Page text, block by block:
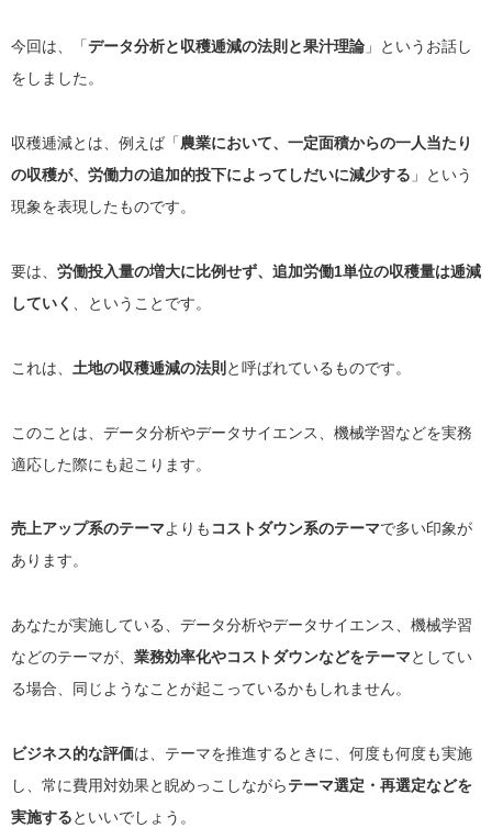
今回は、「データ分析と収穫逓減の法則と果汁理論 」というお話し
をしました。
収穫逓減とは、例えば「農業において、一定面積からの一人当たり
の収穫が、労働力の追加的投下によってしだいに減少する 」という
現象を表現したものです。
要は、 労働投入量の増大に比例せず、追加労働1単位の収穫量は逓減
していく
、ということです。
これは、 土地の収穫逓減の法則と呼ばれているものです。
このことは、データ分析やデータサイエンス、機械学習などを実務
適応した際にも起こります。
売上アップ系のテーマよりも コストダウン系のテーマで多い印象が
あります。
あなたが実施している、データ分析やデータサイエンス、機械学習
などのテーマが、 業務効率化やコストダウンなどをテーマとしてい
る場合、同じようなことが起こっているかもしれません。
ビジネス的な評価は、テーマを推進するときに、何度も何度も実施
し、常に費用対効果と睨めっこしながらテーマ選定・再選定などを
実施するといいでしょう。